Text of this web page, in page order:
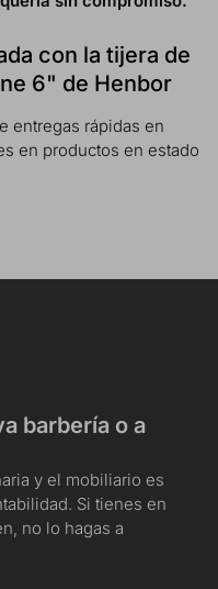
con la tijera de
6" de Henbor
entregas rápidas en
en productos en estado
barbería o a
y el mobiliario es
Si tienes en
no lo hagas a